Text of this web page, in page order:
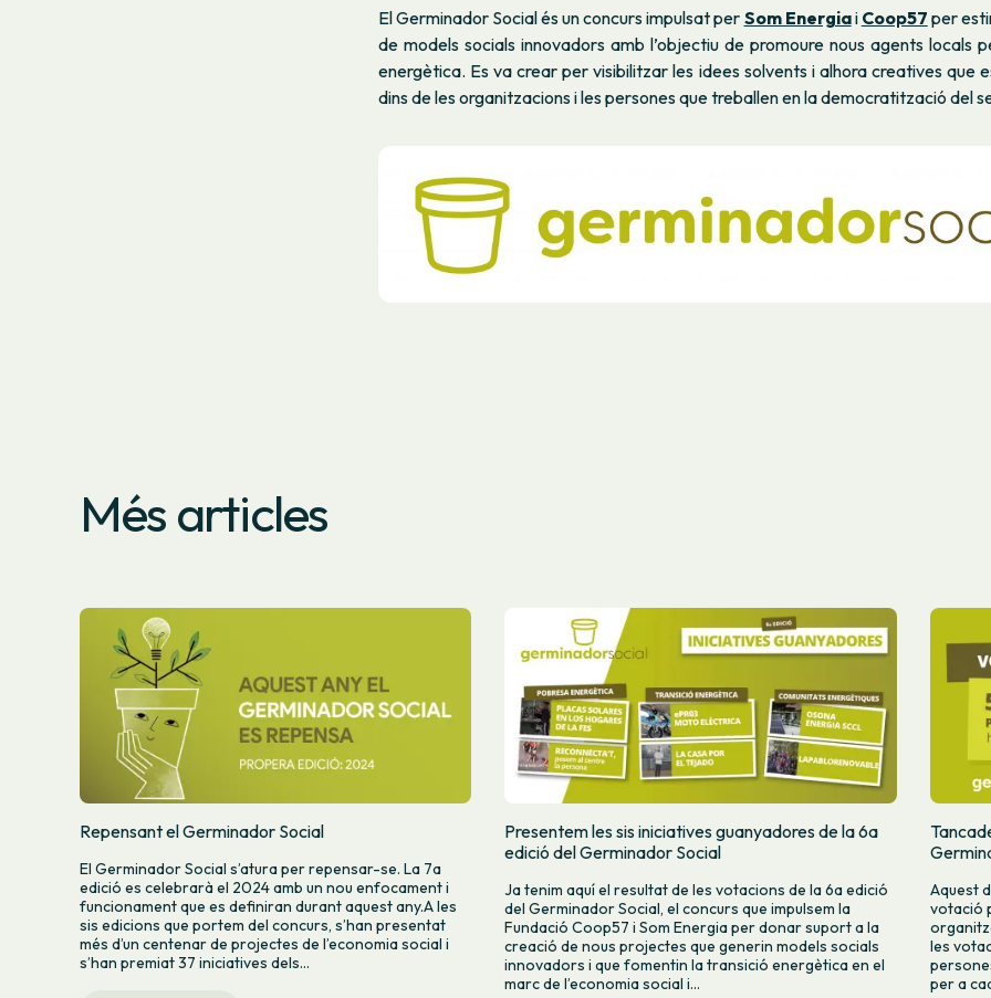
El Germinador Social és un concurs impulsat per Som Energiai Coop57 per
de models socials innovadors amb l’objectiu de promoure nous agents locals
energètica. Es va crear per visibilitzar les idees solvents i alhora creatives que
dins de les organitzacions i les persones que treballen en la democratització del
Més articles
Repensant el Germinador Social
El Germinador Social s’atura per repensar-se. La 7a
edició es celebrarà el 2024 amb un nou enfocament i
funcionament que es definiran durant aquest any.A les
sis edicions que portem del concurs, s’han presentat
més d’un centenar de projectes de l’economia social i
s’han premiat 37 iniciatives dels...
Presentem les sis iniciatives guanyadores de la 6a
edició del Germinador Social
Ja tenim aquí el resultat de les votacions de la 6a edició
del Germinador Social, el concurs que impulsem la
Fundació Coop57 i Som Energia per donar suport a la
creació de nous projectes que generin models socials
innovadors i que fomentin la transició energètica en el
marc de l’economia social i...
Aquest
votació
les
per a